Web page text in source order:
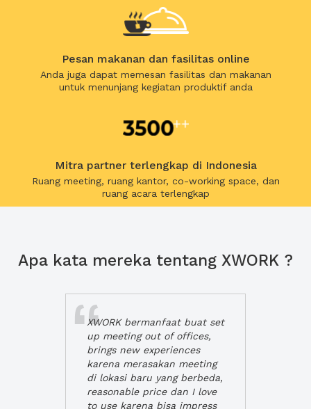
Pesan makanan dan fasilitas online
Anda juga dapat memesan fasilitas dan makanan
untuk menunjang kegiatan produktif anda
Mitra partner terlengkap di Indonesia
Ruang meeting, ruang kantor, co-working space, dan
ruang acara terlengkap
Apa kata mereka tentang XWORK ?
XWORK bermanfaat buat set
up meeting out of offices,
brings new experiences
karena merasakan meeting
di lokasi baru yang berbeda,
reasonable price dan I love
to use karena bisa impress